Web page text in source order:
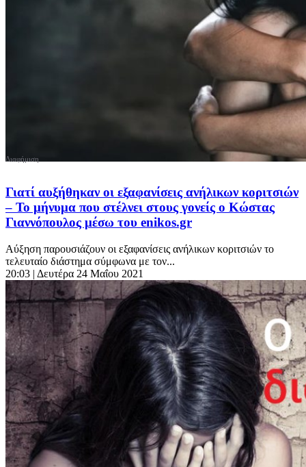
Γιατί αυξήθηκαν οι εξαφανίσεις ανήλικων κοριτσιών
– Το μήνυμα που στέλνει στους γονείς ο Κώστας
Γιαννόπουλος μέσω του enikos.gr
Αύξηση παρουσιάζουν οι εξαφανίσεις ανήλικων κοριτσιών το
τελευταίο διάστημα σύμφωνα με τον...
20:03 | Δευτέρα 24 Μαΐου 2021